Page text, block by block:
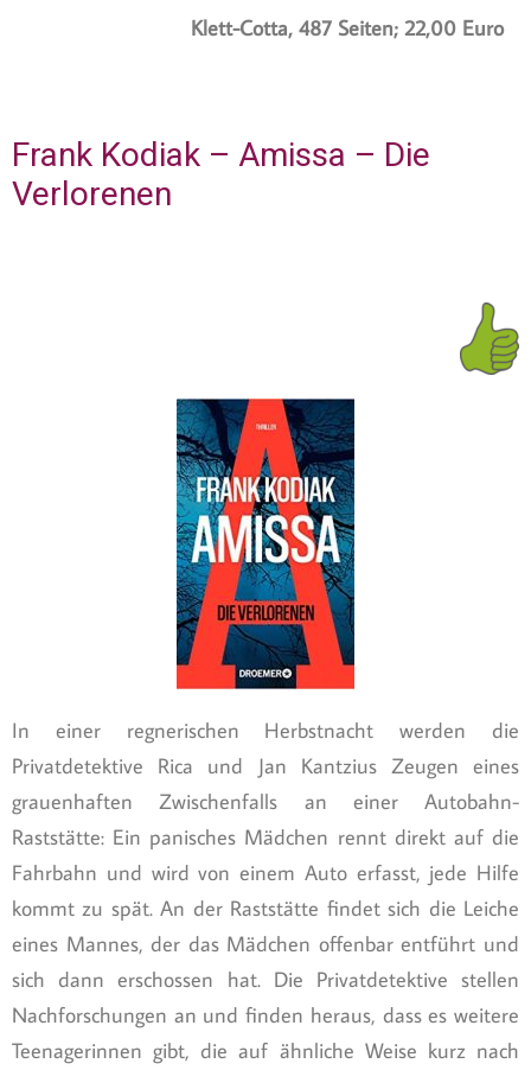
Klett-Cotta, 487 Seiten; 22,00 Euro
Frank Kodiak – Amissa – Die
Verlorenen
In einer regnerischen Herbstnacht werden die
Privatdetektive Rica und Jan Kantzius Zeugen eines
grauenhaften Zwischenfalls an einer Autobahn-
Raststätte: Ein panisches Mädchen rennt direkt auf die
Fahrbahn und wird von einem Auto erfasst, jede Hilfe
kommt zu spät. An der Raststätte findet sich die Leiche
eines Mannes, der das Mädchen offenbar entführt und
sich dann erschossen hat. Die Privatdetektive stellen
Nachforschungen an und finden heraus, dass es weitere
Teenagerinnen gibt, die auf ähnliche Weise kurz nach